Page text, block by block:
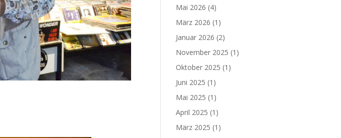
Mai 2026 (4)
März 2026 (1)
Januar 2026 (2)
November 2025 (1)
Oktober 2025 (1)
Juni 2025 (1)
Mai 2025 (1)
April 2025 (1)
März 2025 (1)